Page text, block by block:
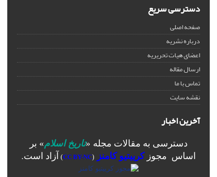
دسترسی سریع
صفحه اصلی
درباره نشریه
اعضای هیات تحریریه
ارسال مقاله
تماس با ما
نقشه سایت
آخرین اخبار
دسترسی به مقالات مجله «تاریخ اسلام» بر
اساس مجوزکرییتیو کامنز (
CC BY-NC
) آزاد است.